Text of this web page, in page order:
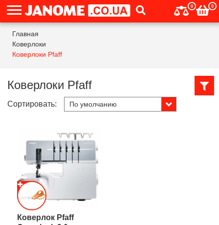
0 0
Главная
Коверлоки
Коверлоки Pfaff
Коверлоки Pfaff
Сортировать:
Коверлок Pfaff